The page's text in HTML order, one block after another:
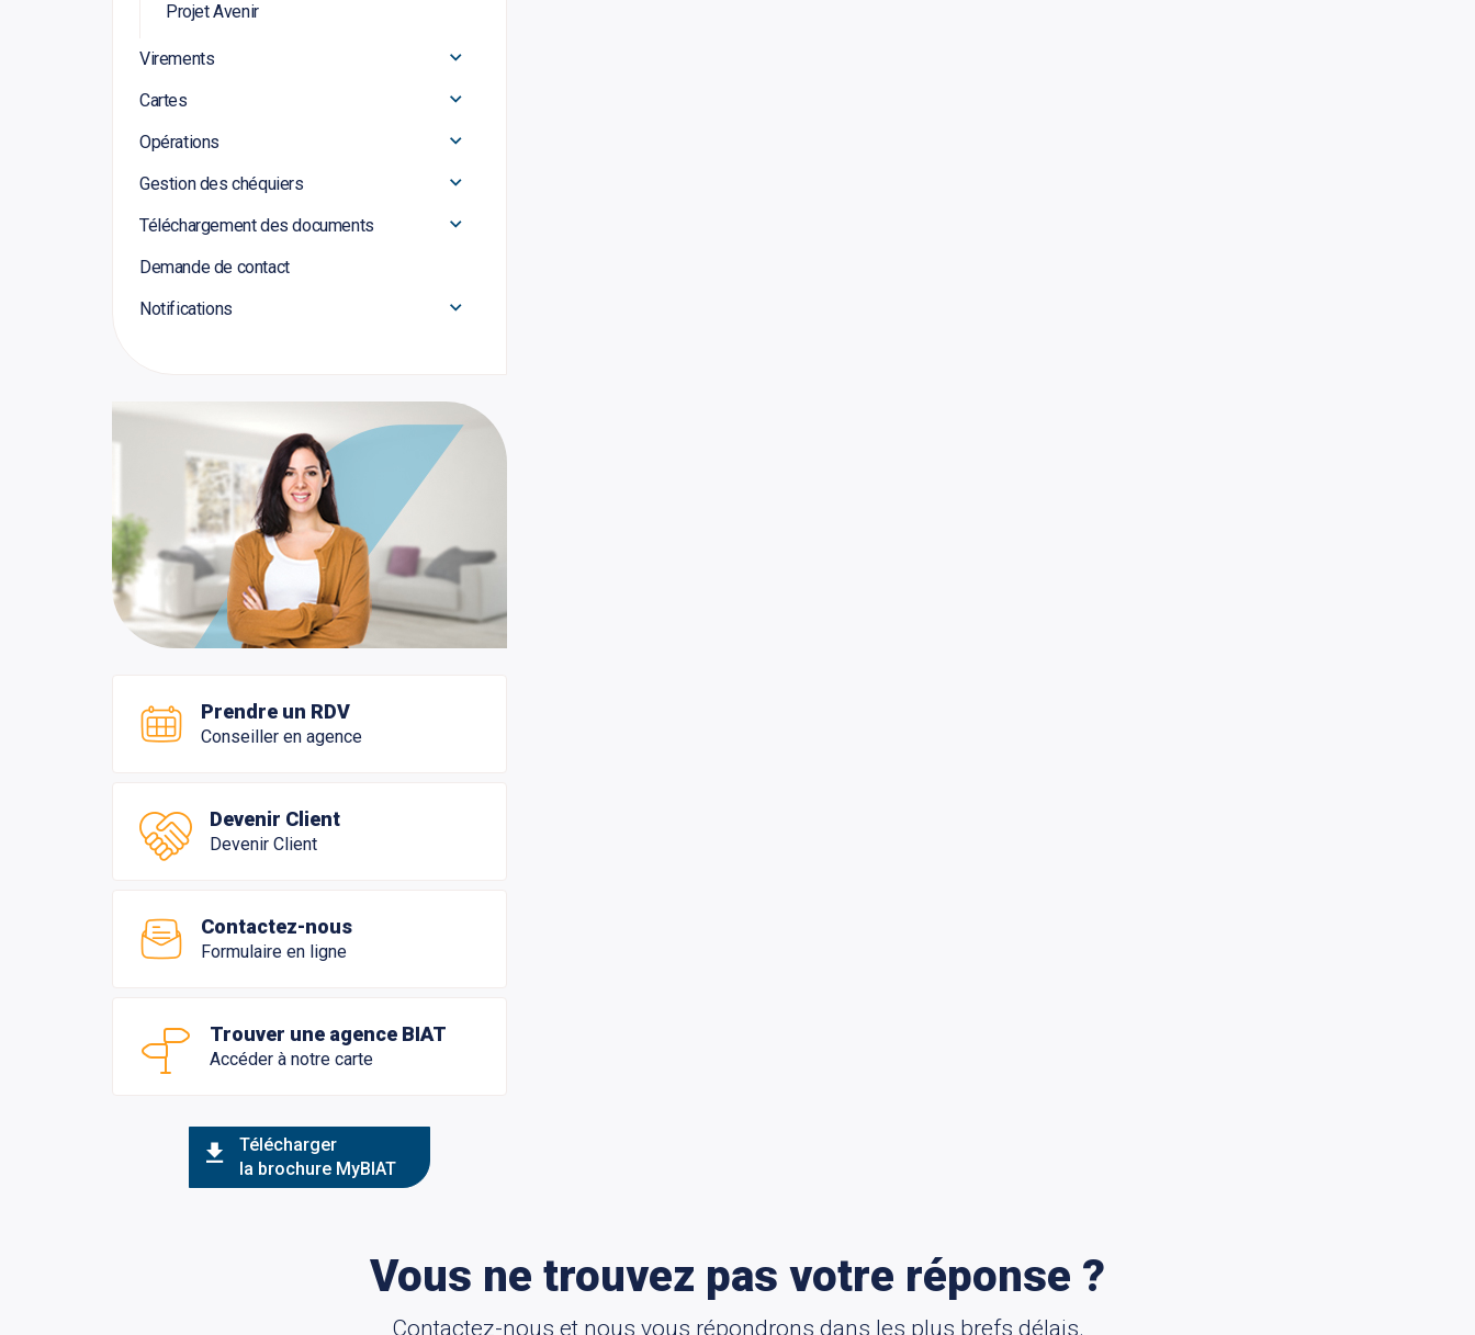
Projet Avenir
Virements
Cartes
Opérations
Gestion des chéquiers
Téléchargement des documents
Demande de contact
Notifications
Prendre un RDV
Conseiller en agence
Devenir Client
Devenir Client
Contactez-nous
Formulaire en ligne
Trouver une agence BIAT
Accéder à notre carte
Télécharger
la brochure MyBIAT
Vous ne trouvez pas votre réponse ?
Contactez-nous et nous vous répondrons dans les plus brefs délais.